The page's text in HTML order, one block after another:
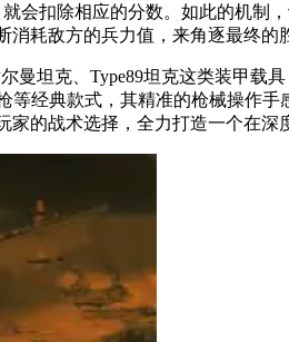
扣除相应的分数。如此的机制
耗敌方的兵力值，来角逐最终的
坦克、Type89坦克这类装甲载
经典款式，其精准的枪械操作手
的战术选择，全力打造一个在深